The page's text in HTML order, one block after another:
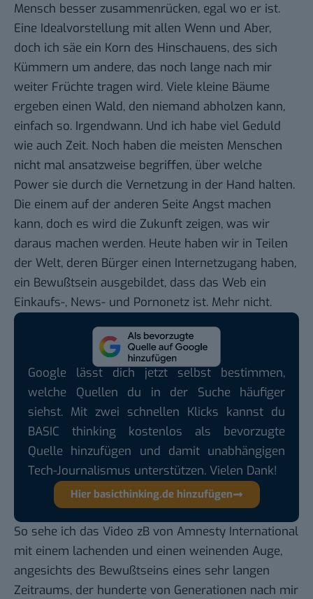
Mensch besser zusammenrücken, egal wo er ist.
Eine Idealvorstellung mit allen Wenn und Aber,
doch ich säe ein Korn des Hinschauens, des sich
Kümmern um andere, das noch lange nach mir
weiter Früchte tragen wird. Viele kleine Bäume
ergeben einen Wald, den niemand abholzen kann,
einfach so. Irgendwann. Und ich habe viel Geduld
wie auch Zeit. Noch haben die meisten Menschen
nicht mal ansatzweise begriffen, über welche
Power sie durch die Vernetzung in der Hand halten.
Die einem auf der anderen Seite Angst machen
kann, doch es wird die Zukunft zeigen, was wir
daraus machen werden. Heute haben wir in Teilen
der Welt, deren Bürger einen Internetzugang haben,
ein Bewußtsein ausgebildet, dass das Web ein
Einkaufs-, News- und Pornonetz ist. Mehr nicht.
Google lässt dich jetzt selbst bestimmen,
welche Quellen du in der Suche häufiger
siehst. Mit zwei schnellen Klicks kannst du
BASIC thinking kostenlos als bevorzugte
Quelle hinzufügen und damit unabhängigen
Tech-Journalismus unterstützen. Vielen Dank!
Hier basicthinking.de hinzufügen
So sehe ich das Video zB von Amnesty International
mit einem lachenden und einen weinenden Auge,
angesichts des Bewußtseins eines sehr langen
Zeitraums, der hunderte von Generationen nach mir